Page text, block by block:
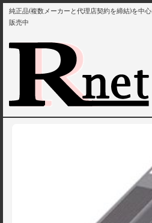
純正品(複数メーカーと代理店契約を締結)を中
販売中